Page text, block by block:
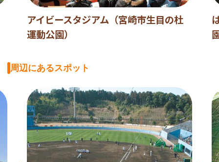
アイビースタジアム（宮崎市生目の杜
運動公園）
周辺にあるスポット